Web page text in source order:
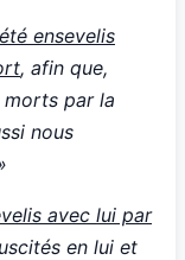
ensevelis
, afin que,
par la
nous
avec lui par
en lui et